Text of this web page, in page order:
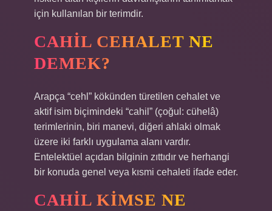
için kullanılan bir terimdir.
CAHIL CEHALET NE
DEMEK?
Arapça “cehl” kökünden türetilen cehalet ve
aktif isim biçimindeki “cahil” (çoğul: cühelâ)
terimlerinin, biri manevi, diğeri ahlaki olmak
üzere iki farklı uygulama alanı vardır.
Entelektüel açıdan bilginin zıttıdır ve herhangi
bir konuda genel veya kısmi cehaleti ifade eder.
CAHIL KIMSE NE